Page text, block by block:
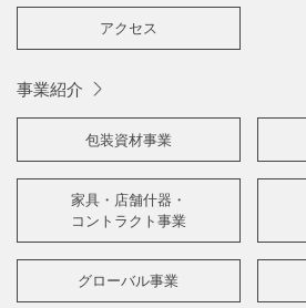
アクセス
事業紹介
包装資材事業
家具・店舗什器・
コントラクト事業
グローバル事業